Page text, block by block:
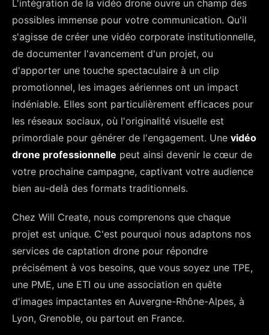
L'intégration de la vidéo drone ouvre un champ des
possibles immense pour votre communication. Qu'il
s'agisse de créer une vidéo corporate institutionnelle,
de documenter l'avancement d'un projet, ou
d'apporter une touche spectaculaire à un clip
promotionnel, les images aériennes ont un impact
indéniable. Elles sont particulièrement efficaces pour
les réseaux sociaux, où l'originalité visuelle est
primordiale pour générer de l'engagement. Une vidéo
drone professionnelle peut ainsi devenir le cœur de
votre prochaine campagne, captivant votre audience
bien au-delà des formats traditionnels.
Chez Will Create, nous comprenons que chaque
projet est unique. C'est pourquoi nous adaptons nos
services de captation drone pour répondre
précisément à vos besoins, que vous soyez une TPE,
une PME, une ETI ou une association en quête
d'images impactantes en Auvergne-Rhône-Alpes, à
Lyon, Grenoble, ou partout en France.